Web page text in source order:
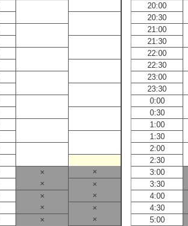
×
×
×
×
×
×
×
×
×
×
20:00
20:30
21:00
21:30
22:00
22:30
23:00
23:30
0:00
0:30
1:00
1:30
2:00
2:30
3:00
3:30
4:00
4:30
5:00